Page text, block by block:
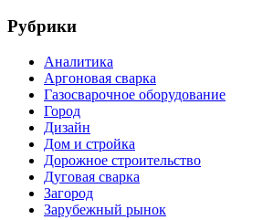
Рубрики
Аналитика
Аргоновая сварка
Газосварочное оборудование
Город
Дизайн
Дом и стройка
Дорожное строительство
Дуговая сварка
Загород
Зарубежный рынок